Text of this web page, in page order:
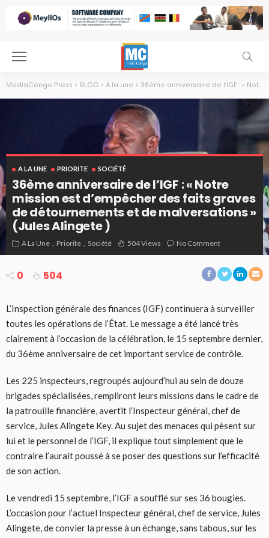
MediaCongo Press > BLOG > A la une > 36ème anniversaire de l’IGF : « Notre mission est d’empêcher des faits graves de détournements et de malversations » (Jules Alingete )
A LA UNE PRIORITE SOCIÉTÉ
36ème anniversaire de l’IGF : « Notre
mission est d’empêcher des faits graves
de détournements et de malversations »
(Jules Alingete )
A La Une Priorite Société 504 Views No Comment
0 504
L’Inspection générale des finances (IGF) continuera à surveiller
toutes les opérations de l’État. Le message a été lancé très
clairement à l’occasion de la célébration, le 15 septembre dernier,
du 36ème anniversaire de cet important service de contrôle.
Les 225 inspecteurs, regroupés aujourd’hui au sein de douze
brigades spécialisées, rempliront leurs missions dans le cadre de
la patrouille financière, avertit l’Inspecteur général, chef de
service, Jules Alingete Key. Au sujet des menaces qui pèsent sur
lui et le personnel de l’IGF, il explique tout simplement que le
contraire l’aurait poussé à se poser des questions sur l’efficacité
de son action.
Le vendredi 15 septembre, l’IGF a soufflé sur ses 36 bougies.
L’occasion pour l’actuel Inspecteur général, chef de service, Jules
Alingete, de convier la presse à un échange, sans tabous, sur les